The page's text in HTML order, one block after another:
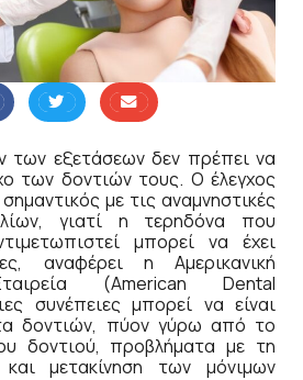
των εξετάσεων δεν πρέπει να
των δοντιών τους. Ο έλεγχος
με τις αναμνηστικές
γιατί η τερηδόνα που
μπορεί να έχει
αναφέρει η Αμερικανική
(American Dental
συνέπειες μπορεί να είναι
δοντιών, πύον γύρω από το
δοντιού, προβλήματα με τη
μετακίνηση των μόνιμων